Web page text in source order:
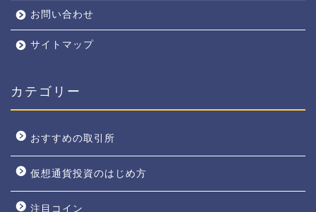
お問い合わせ
サイトマップ
カテゴリー
おすすめの取引所
仮想通貨投資のはじめ方
注目コイン